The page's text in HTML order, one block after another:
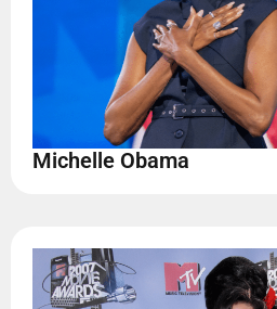
Michelle Obama